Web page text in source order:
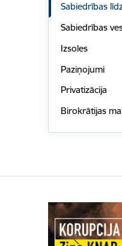
Sabiedrības
Sabiedrības
Izsoles
Paziņojumi
Privatizācija
Birokrātijas